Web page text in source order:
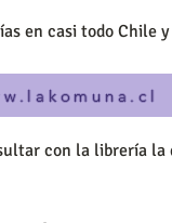
en casi todo Chile
con la librería